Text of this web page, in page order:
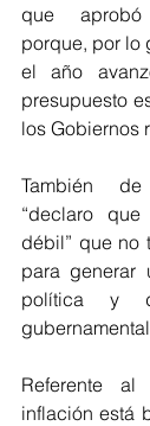
que aprobó
porque, por lo
el año
presupuesto
los Gobiernos
También
“declaro
débil” que no
para generar
política y
Referente
inflación está